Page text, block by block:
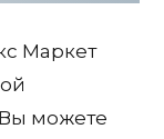
Маркет
можете